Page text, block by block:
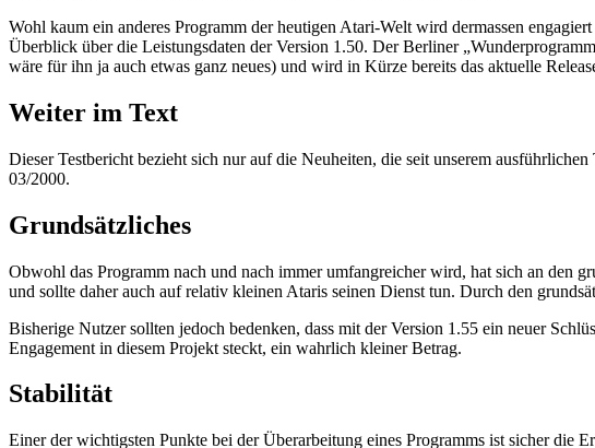
Wohl kaum ein anderes Programm der heutigen Atari-Welt wird dermassen
Überblick über die Leistungsdaten der Version 1.50. Der Berliner
wäre für ihn ja auch etwas ganz neues) und wird in Kürze bereits das aktuelle
Weiter im Text
Dieser Testbericht bezieht sich nur auf die Neuheiten, die seit unserem
03/2000.
Grundsätzliches
Obwohl das Programm nach und nach immer umfangreicher wird, hat sich an den
und sollte daher auch auf relativ kleinen Ataris seinen Dienst tun. Durch den
Bisherige Nutzer sollten jedoch bedenken, dass mit der Version 1.55 ein neuer
Engagement in diesem Projekt steckt, ein wahrlich kleiner Betrag.
Stabilität
Einer der wichtigsten Punkte bei der Überarbeitung eines Programms ist sicher die